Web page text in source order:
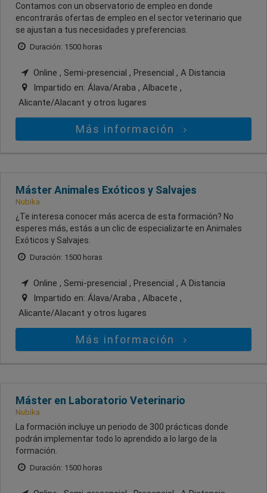
Contamos con un observatorio de empleo en donde
encontrarás ofertas de empleo en el sector veterinario que
se ajustan a tus necesidades y preferencias.
Duración: 1500 horas
Online , Semi-presencial , Presencial , A Distancia
Impartido en: Álava/Araba , Albacete ,
Alicante/Alacant y otros lugares
Más información
Máster Animales Exóticos y Salvajes
Nubika
¿Te interesa conocer más acerca de esta formación? No
esperes más, estás a un clic de especializarte en Animales
Exóticos y Salvajes.
Duración: 1500 horas
Online , Semi-presencial , Presencial , A Distancia
Impartido en: Álava/Araba , Albacete ,
Alicante/Alacant y otros lugares
Más información
Máster en Laboratorio Veterinario
Nubika
La formación incluye un periodo de 300 prácticas donde
podrán implementar todo lo aprendido a lo largo de la
formación.
Duración: 1500 horas